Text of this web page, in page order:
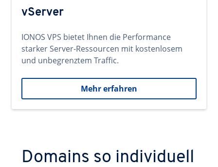
vServer
IONOS VPS bietet Ihnen die Performance
starker Server-Ressourcen mit kostenlosem
und unbegrenztem Traffic.
Mehr erfahren
Domains so individuell